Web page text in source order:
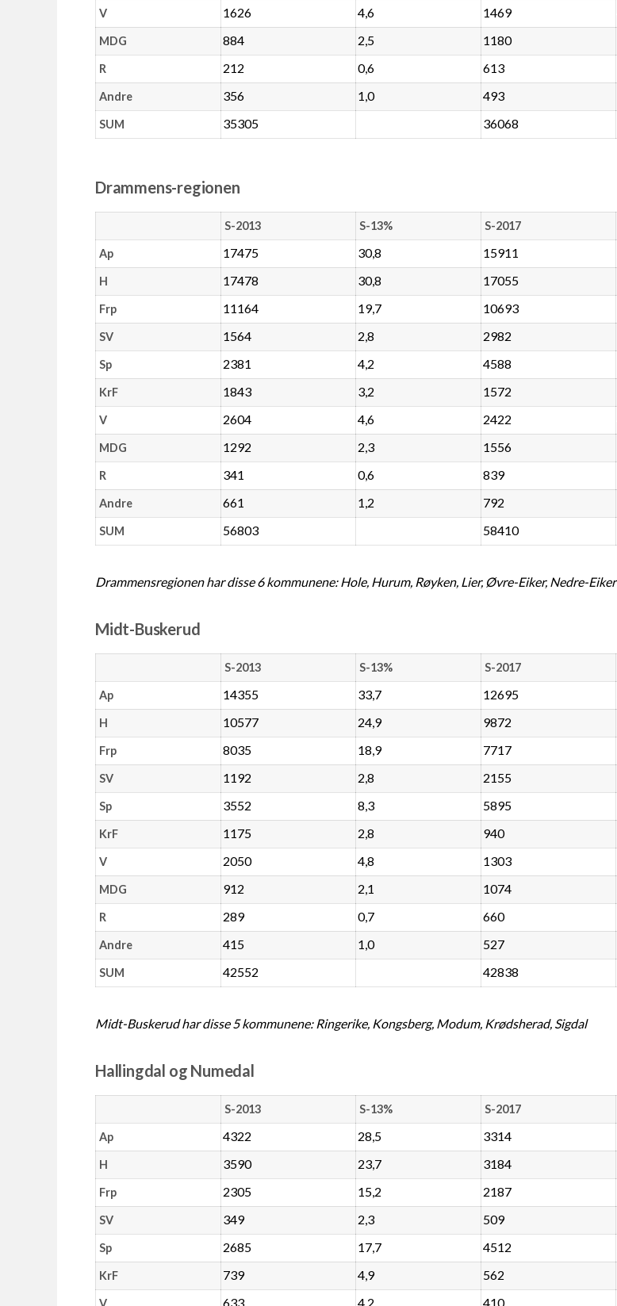
V 1626 4,6 1469
MDG 884 2,5 1180
R 212 0,6 613
Andre 356 1,0 493
SUM 35305 36068
Drammens-regionen
S-2013 S-13% S-2017
Ap 17475 30,8 15911
H 17478 30,8 17055
Frp 11164 19,7 10693
SV 1564 2,8 2982
Sp 2381 4,2 4588
KrF 1843 3,2 1572
V 2604 4,6 2422
MDG 1292 2,3 1556
R 341 0,6 839
Andre 661 1,2 792
SUM 56803 58410
Drammensregionen har disse 6 kommunene: Hole, Hurum, Røyken, Lier, Øvre-Eiker, Nedre-Eiker
Midt-Buskerud
S-2013 S-13% S-2017
Ap 14355 33,7 12695
H 10577 24,9 9872
Frp 8035 18,9 7717
SV 1192 2,8 2155
Sp 3552 8,3 5895
KrF 1175 2,8 940
V 2050 4,8 1303
MDG 912 2,1 1074
R 289 0,7 660
Andre 415 1,0 527
SUM 42552 42838
Midt-Buskerud har disse 5 kommunene: Ringerike, Kongsberg, Modum, Krødsherad, Sigdal
Hallingdal og Numedal
S-2013 S-13% S-2017
Ap 4322 28,5 3314
H 3590 23,7 3184
Frp 2305 15,2 2187
SV 349 2,3 509
Sp 2685 17,7 4512
KrF 739 4,9 562
633 4,2 410